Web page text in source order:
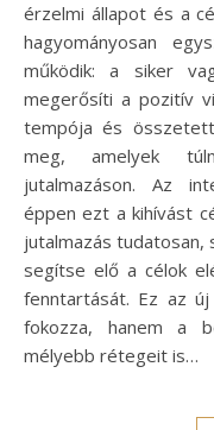
érzelmi állapot és a
hagyományosan
működik: a siker
megerősíti a pozitív
tempója és
meg, amelyek
jutalmazáson. Az
éppen ezt a kihívást
jutalmazás tudatosan,
segítse elő a célok
fenntartását. Ez az
fokozza, hanem a
mélyebb rétegeit is…